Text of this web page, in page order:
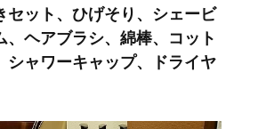
セット、ひげそり、シェービ
、ヘアブラシ、綿棒、コット
シャワーキャップ、ドライヤ